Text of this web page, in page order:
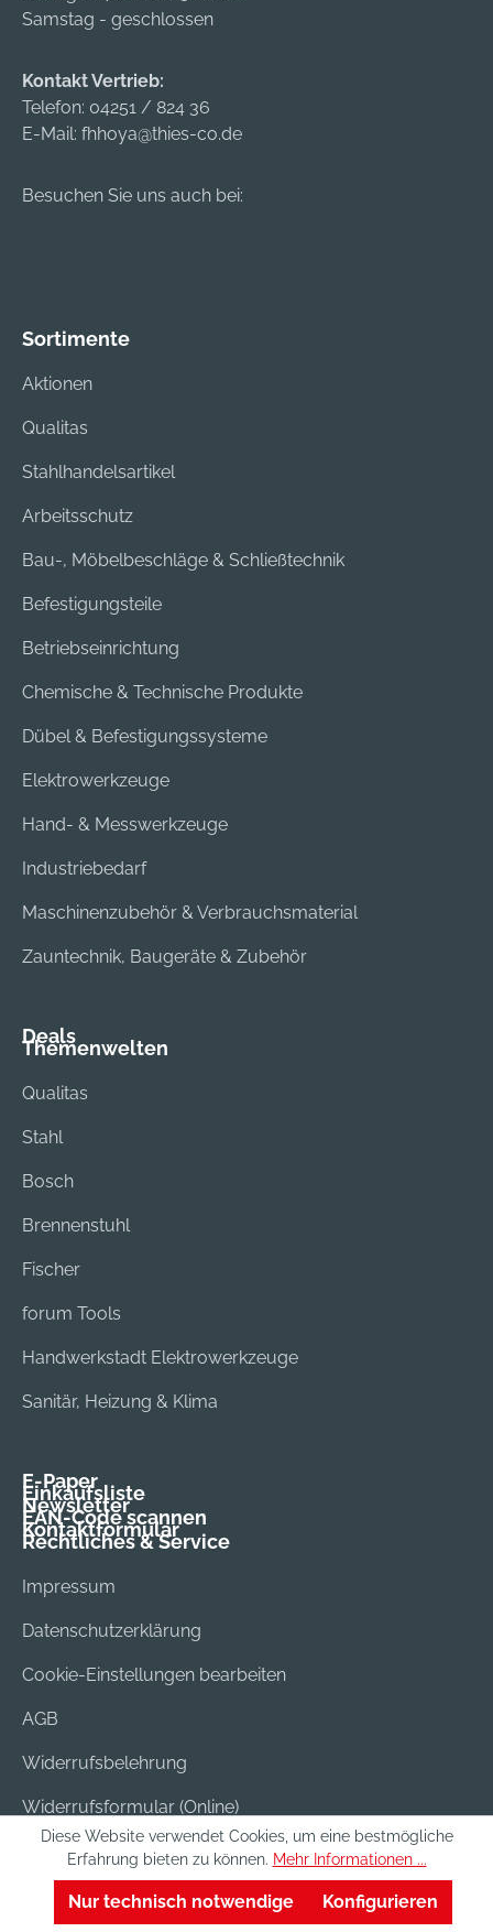
Samstag - geschlossen
Kontakt Vertrieb:
Telefon: 04251 / 824 36
E-Mail: fhhoya@thies-co.de
Besuchen Sie uns auch bei:
Sortimente
Aktionen
Qualitas
Stahlhandelsartikel
Arbeitsschutz
Bau-, Möbelbeschläge & Schließtechnik
Befestigungsteile
Betriebseinrichtung
Chemische & Technische Produkte
Dübel & Befestigungssysteme
Elektrowerkzeuge
Hand- & Messwerkzeuge
Industriebedarf
Maschinenzubehör & Verbrauchsmaterial
Zauntechnik, Baugeräte & Zubehör
Deals
Themenwelten
Qualitas
Stahl
Bosch
Brennenstuhl
Fischer
forum Tools
Handwerkstadt Elektrowerkzeuge
Sanitär, Heizung & Klima
E-Paper
Einkaufsliste
Newsletter
EAN-Code scannen
Kontaktformular
Rechtliches & Service
Impressum
Datenschutzerklärung
Cookie-Einstellungen bearbeiten
AGB
Widerrufsbelehrung
Widerrufsformular (Online)
Versand & Bezahlung
Batterieentsorgung
Diese Website verwendet Cookies, um eine bestmögliche
Erfahrung bieten zu können. Mehr Informationen ...
Nur technisch notwendige Konfigurieren